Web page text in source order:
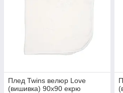
Плед Twins велюр Love
(вишивка) 90х90 екрю